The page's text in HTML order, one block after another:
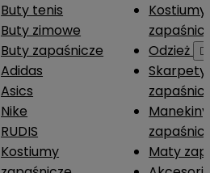
Buty tenis
Buty zimowe
Buty zapaśnicze
Adidas
Asics
Nike
RUDIS
Kostiumy
Kostiumy
Odzież

Skarpety
Manekiny
Maty